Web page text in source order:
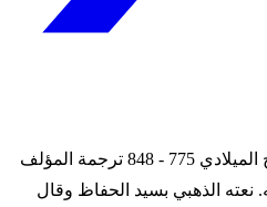
التاريخ الهجري 158 - 233 التاريخ الميلادي 775 - 848 ترجمة المؤلف
الذهبي بسيد الحفاظ وقال